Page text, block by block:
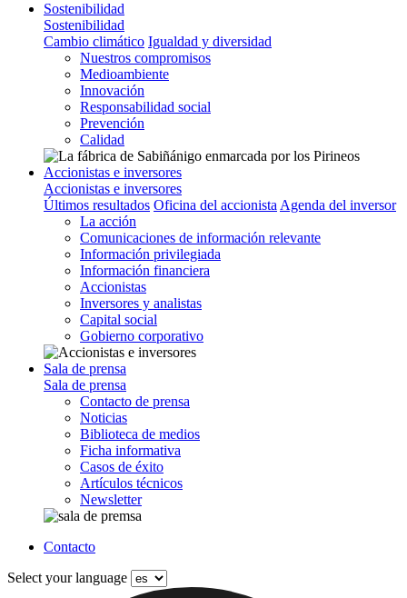
Sostenibilidad
Sostenibilidad
Cambio climático Igualdad y diversidad
Nuestros compromisos
Medioambiente
Innovación
Responsabilidad social
Prevención
Calidad
Accionistas e inversores
Accionistas e inversores
Últimos resultados Oficina del accionista Agenda del inversor
La acción
Comunicaciones de información relevante
Información privilegiada
Información financiera
Accionistas
Inversores y analistas
Capital social
Gobierno corporativo
Sala de prensa
Sala de prensa
Contacto de prensa
Noticias
Biblioteca de medios
Ficha informativa
Casos de éxito
Artículos técnicos
Newsletter
Contacto
Select your language